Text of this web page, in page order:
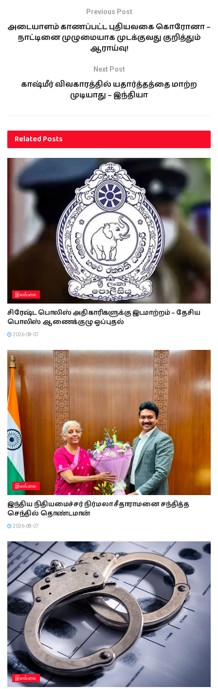
Previous Post
அடையாளம் காணப்பட்ட புதியவகை கொரோனா –
நாட்டினை முழுமையாக முடக்குவது குறித்தும்
ஆராய்வு!
Next Post
காஷ்மீர் விவகாரத்தில் யதார்த்தத்தை மாற்ற
முடியாது – இந்தியா
RelatedPosts
இலங்கை
சிரேஷ்ட பொலிஸ் அதிகாரிகளுக்கு இடமாற்றம் – தேசிய
பொலிஸ் ஆணைக்குழு ஒப்புதல்
2026-08-07
இலங்கை
இந்திய நிதியமைச்சர் நிர்மலா சீதாராமனை சந்தித்த
செந்தில் தொண்டமான்
2026-08-07
இலங்கை